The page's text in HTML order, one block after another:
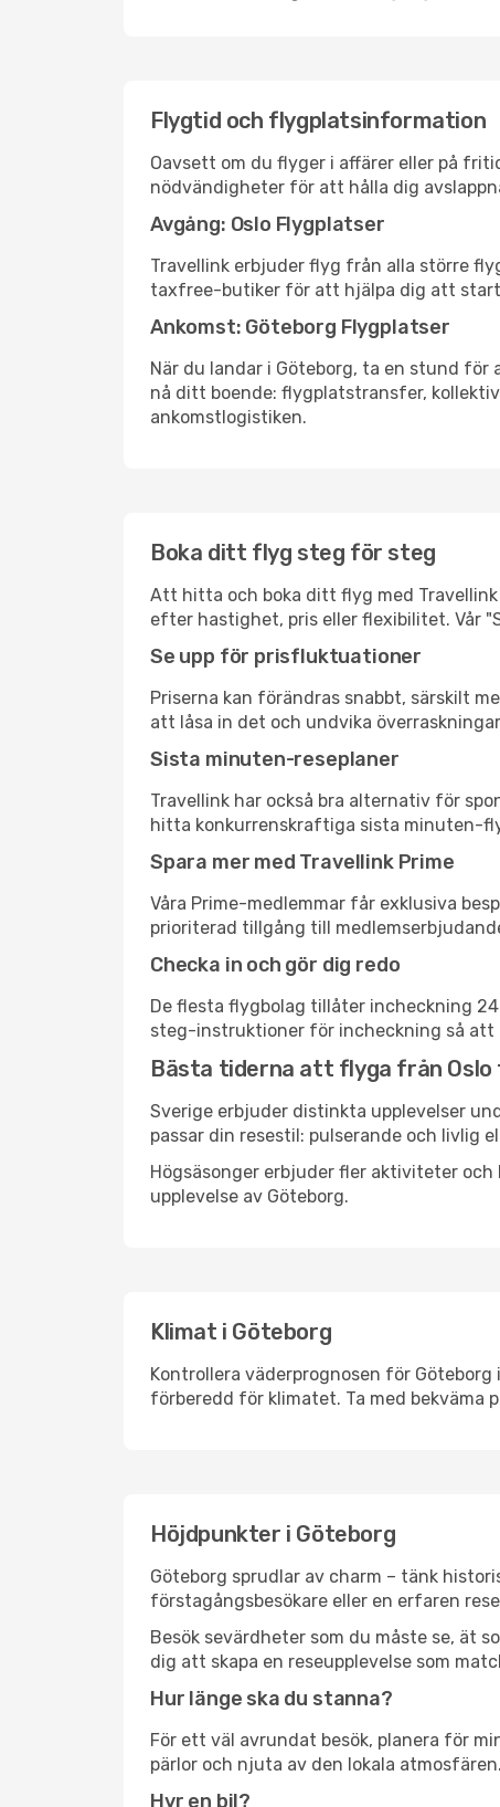
Flygtid och flygplatsinformation
Oavsett om du flyger i affärer eller på
nödvändigheter för att hålla dig
Avgång: Oslo Flygplatser
Travellink erbjuder flyg från alla större
taxfree-butiker för att hjälpa dig att
Ankomst: Göteborg Flygplatser
När du landar i Göteborg, ta en stund
nå ditt boende: flygplatstransfer,
ankomstlogistiken.
Boka ditt flyg steg för steg
Att hitta och boka ditt flyg med Travellink
efter hastighet, pris eller flexibilitet. Vår
Se upp för prisfluktuationer
Priserna kan förändras snabbt, särskilt
att låsa in det och undvika
Sista minuten-reseplaner
Travellink har också bra alternativ för
hitta konkurrenskraftiga sista minuten-
Spara mer med Travellink Prime
Våra Prime-medlemmar får exklusiva
prioriterad tillgång till
Checka in och gör dig redo
De flesta flygbolag tillåter incheckning
steg-instruktioner för incheckning så att
Bästa tiderna att flyga från Oslo
Sverige erbjuder distinkta upplevelser
passar din resestil: pulserande och livlig
Högsäsonger erbjuder fler aktiviteter
upplevelse av Göteborg.
Klimat i Göteborg
Kontrollera väderprognosen för
förberedd för klimatet. Ta med bekväma
Höjdpunkter i Göteborg
Göteborg sprudlar av charm – tänk
förstagångsbesökare eller en erfaren
Besök sevärdheter som du måste se, ät
dig att skapa en reseupplevelse som
Hur länge ska du stanna?
För ett väl avrundat besök, planera för
pärlor och njuta av den lokala atmosfären.
Hyr en bil?